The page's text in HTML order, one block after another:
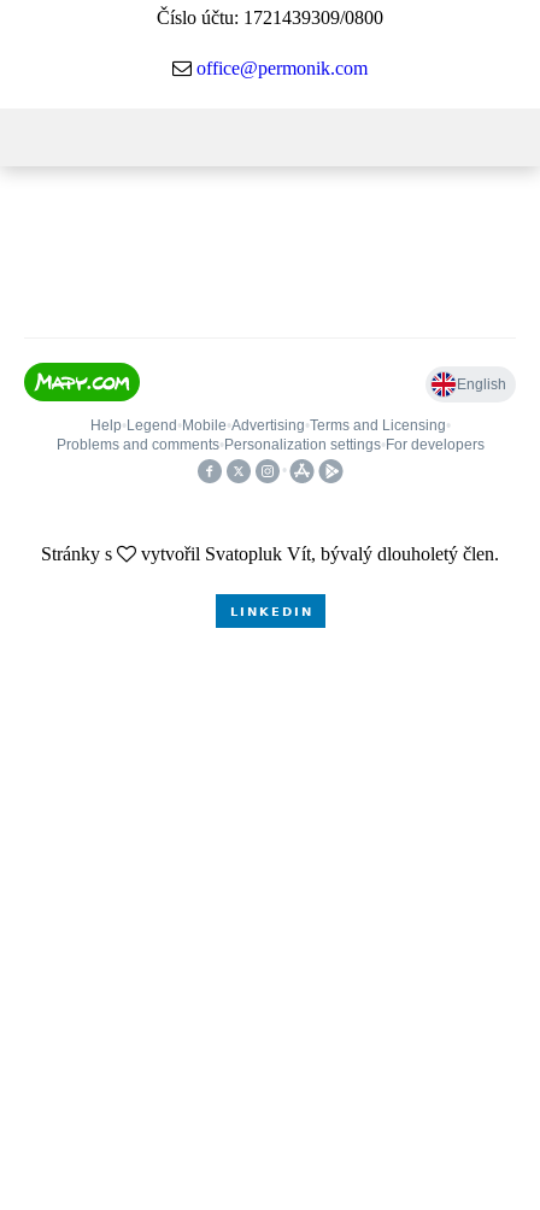
Číslo účtu: 1721439309/0800
office@permonik.com
Stránky s vytvořil Svatopluk Vít, bývalý dlouholetý člen.